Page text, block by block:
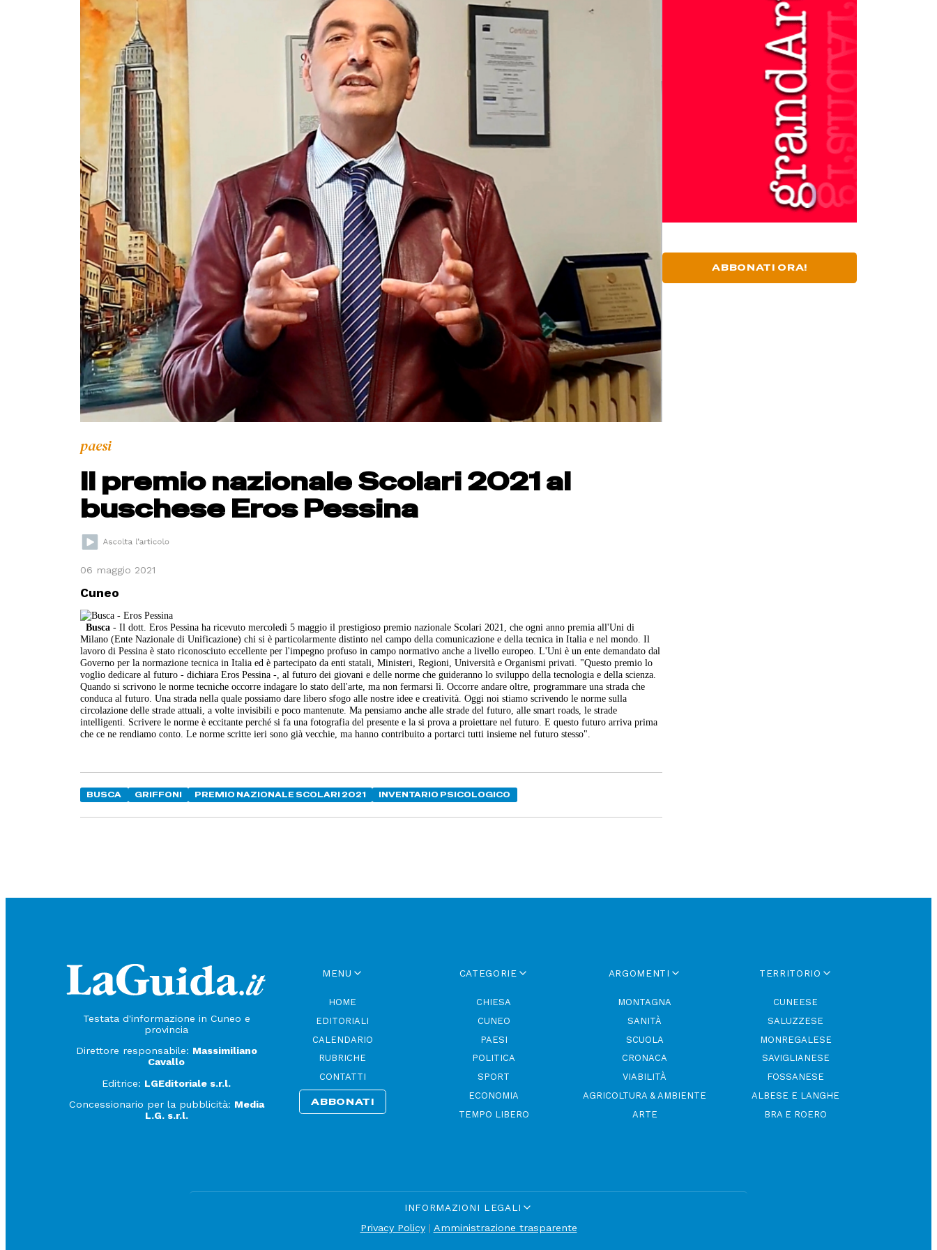
paesi
Il premio nazionale Scolari 2021 al
buschese Eros Pessina
06 maggio 2021
Cuneo
Busca - Il dott. Eros Pessina ha ricevuto mercoledì 5 maggio il prestigioso premio nazionale Scolari 2021, che ogni anno premia all'Uni di
Milano (Ente Nazionale di Unificazione) chi si è particolarmente distinto nel campo della comunicazione e della tecnica in Italia e nel mondo. Il
lavoro di Pessina è stato riconosciuto eccellente per l'impegno profuso in campo normativo anche a livello europeo. L'Uni è un ente demandato dal
Governo per la normazione tecnica in Italia ed è partecipato da enti statali, Ministeri, Regioni, Università e Organismi privati. "Questo premio lo
voglio dedicare al futuro - dichiara Eros Pessina -, al futuro dei giovani e delle norme che guideranno lo sviluppo della tecnologia e della scienza.
Quando si scrivono le norme tecniche occorre indagare lo stato dell'arte, ma non fermarsi lì. Occorre andare oltre, programmare una strada che
conduca al futuro. Una strada nella quale possiamo dare libero sfogo alle nostre idee e creatività. Oggi noi stiamo scrivendo le norme sulla
circolazione delle strade attuali, a volte invisibili e poco mantenute. Ma pensiamo anche alle strade del futuro, alle smart roads, le strade
intelligenti. Scrivere le norme è eccitante perché si fa una fotografia del presente e la si prova a proiettare nel futuro. E questo futuro arriva prima
che ce ne rendiamo conto. Le norme scritte ieri sono già vecchie, ma hanno contribuito a portarci tutti insieme nel futuro stesso".
BUSCA GRIFFONI PREMIO NAZIONALE SCOLARI 2021 INVENTARIO PSICOLOGICO
ABBONATI ORA!
Testata d'informazione in Cuneo e
provincia
Direttore responsabile: Massimiliano
Cavallo
Editrice: LGEditoriale s.r.l.
Concessionario per la pubblicità: Media
L.G. s.r.l.
MENU
HOME
EDITORIALI
CALENDARIO
RUBRICHE
CONTATTI
ABBONATI
CATEGORIE
CHIESA
CUNEO
PAESI
POLITICA
SPORT
ECONOMIA
TEMPO LIBERO
ARGOMENTI
MONTAGNA
SANITÀ
SCUOLA
CRONACA
VIABILITÀ
AGRICOLTURA & AMBIENTE
ARTE
TERRITORIO
CUNEESE
SALUZZESE
MONREGALESE
SAVIGLIANESE
FOSSANESE
ALBESE E LANGHE
BRA E ROERO
INFORMAZIONI LEGALI
Privacy Policy| Amministrazione trasparente